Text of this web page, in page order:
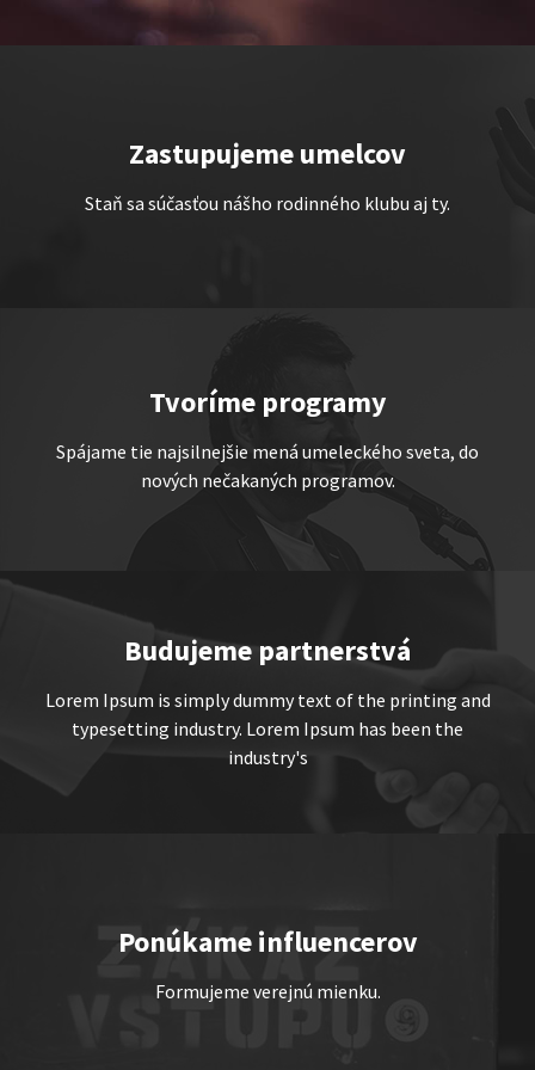
TEMNÉ KECY
Show program StandupShow
„Triple M” alebo „Ingolštat
TRIO”
Čekovský
Zastupujeme umelcov
Staň sa súčasťou nášho rodinného klubu aj ty.
Tvoríme programy
Spájame tie najsilnejšie mená umeleckého sveta, do
nových nečakaných programov.
Budujeme partnerstvá
Lorem Ipsum is simply dummy text of the printing and
typesetting industry. Lorem Ipsum has been the
industry's
Ponúkame influencerov
Formujeme verejnú mienku.